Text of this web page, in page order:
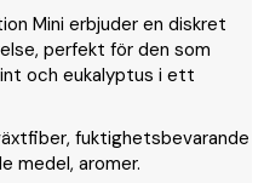
Mini erbjuder en diskret
perfekt för den som
och eukalyptus i ett
fuktighetsbevarande
medel, aromer.